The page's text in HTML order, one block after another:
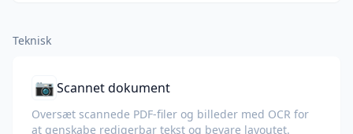
Teknisk
📷Scannet dokument
Oversæt scannede PDF-filer og billeder med OCR for
at genskabe redigerbar tekst og bevare layoutet.